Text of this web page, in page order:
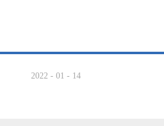
2022 - 01 - 14